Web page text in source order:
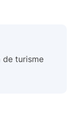
de turisme